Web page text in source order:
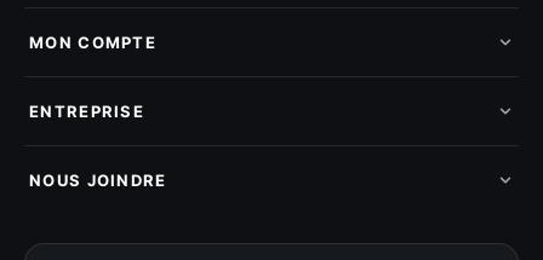
Nos marques
Pads de polissage
Pièces détachées
MON COMPTE
Mes tickets SAV
Mon parrainage
Programme fidelite
ENTREPRISE
Compte pro
Politique de retour
NOUS JOINDRE
89100 SENS